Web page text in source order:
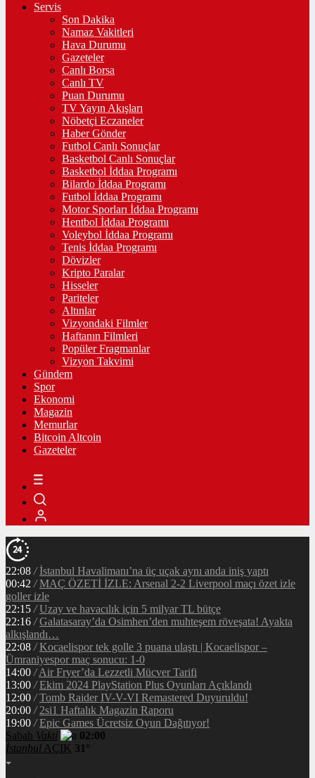
Servis
Son Dakika
Namaz Vakitleri
Hava Durumu
Gazeteler
Canlı Borsa
Canlı TV
Puan Durumu
TV Yayın Akışları
Nöbetçi Eczaneler
Haber Gönder
Futbol Canlı Sonuçlar
Basketbol Canlı Sonuçlar
Basketbol İddaa Programı
Bilardo İddaa Programı
Futbol İddaa Programı
Motor Sporları İddaa Programı
Hentbol İddaa Programı
Voleybol İddaa Programı
Tenis İddaa Programı
Dövizler
Kripto Paralar
Hisseler
Pariteler
Altınlar
Vizyondaki Filmler
Haftanın Filmleri
Popüler Fragmanlar
Vizyon Takvimi
Gündem
Spor
Ekonomi
Magazin
Memurlar
Bitcoin Altcoin
Gazeteler
22:08 / İstanbul Havalimanı’na üç uçak aynı anda iniş yaptı
00:42 / MAÇ ÖZETİ İZLE: Arsenal 2-2 Liverpool maçı özet izle
goller izle
22:15 / Uzay ve havacılık için 5 milyar TL bütçe
22:16 / Galatasaray’da Osimhen’den muhteşem röveşata! Ayakta
alkışlandı…
22:08 / Kocaelispor tek golle 3 puana ulaştı | Kocaelispor –
Ümraniyespor maç sonucu: 1-0
14:00 / Air Fryer’da Lezzetli Mücver Tarifi
13:00 / Ekim 2024 PlayStation Plus Oyunları Açıklandı
12:00 / Tomb Raider IV-V-VI Remastered Duyuruldu!
20:00 / 2si1 Haftalık Magazin Raporu
19:00 / Epic Games Ücretsiz Oyun Dağıtıyor!
Sabah Vakti
02:00
İstanbul AÇIK 31°